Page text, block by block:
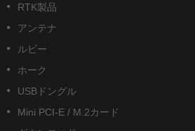
RTK製品
アンテナ
ルビー
ホーク
USBドングル
Mini PCI-E / M.2カード